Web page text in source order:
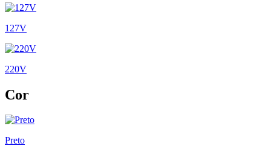
127V
220V
Cor
Preto